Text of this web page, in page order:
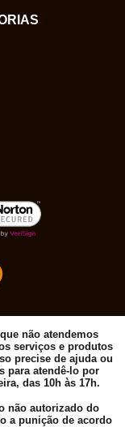
não atendemos
serviços e produtos
precise de ajuda ou
para atendê-lo por
das 10h às 17h.
não autorizado do
a punição de acordo